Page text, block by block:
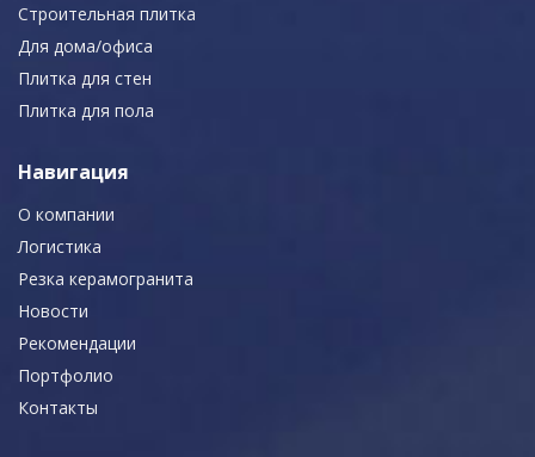
Строительная плитка
Для дома/офиса
Плитка для стен
Плитка для пола
Навигация
О компании
Логистика
Резка керамогранита
Новости
Рекомендации
Портфолио
Контакты